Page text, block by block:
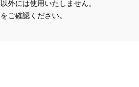
外には使用いたしません。
ご確認ください。